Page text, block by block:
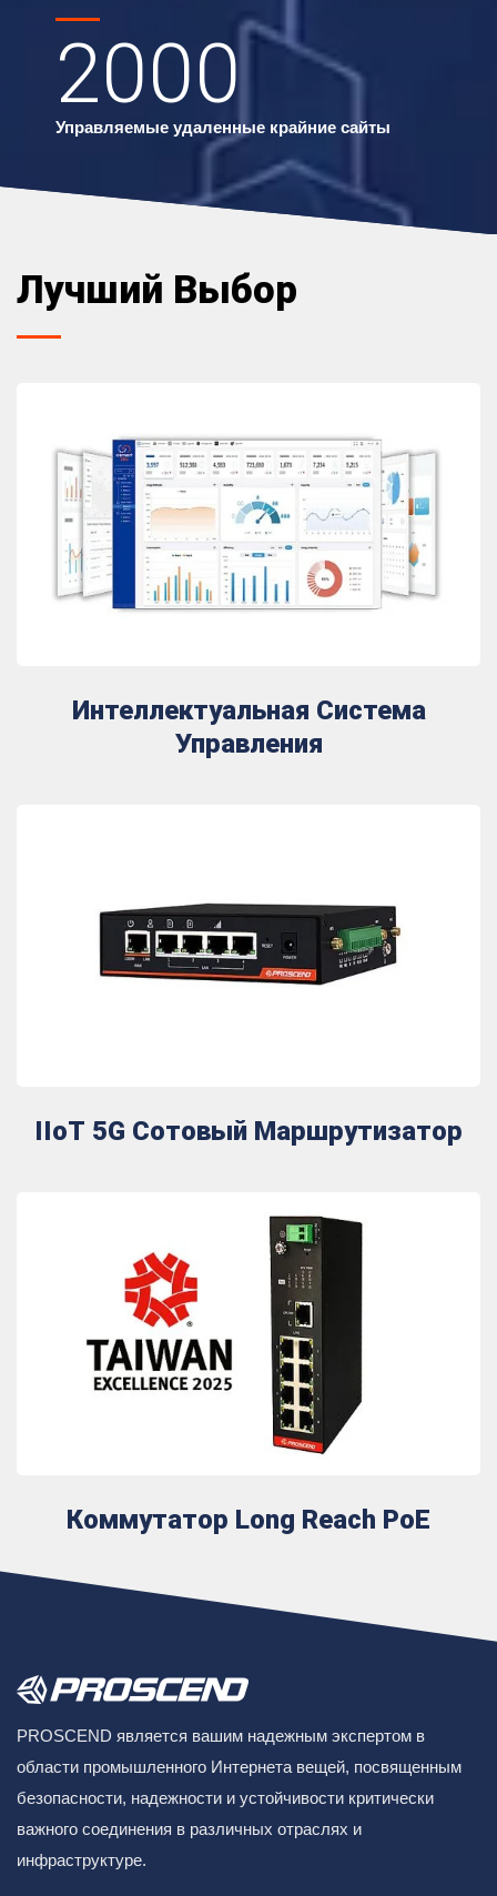
2000
Управляемые удаленные крайние сайты
Лучший Выбор
Интеллектуальная Система
Управления
IIoT 5G Сотовый Маршрутизатор
Коммутатор Long Reach PoE
PROSCEND является вашим надежным экспертом в
области промышленного Интернета вещей, посвященным
безопасности, надежности и устойчивости критически
важного соединения в различных отраслях и
инфраструктуре.